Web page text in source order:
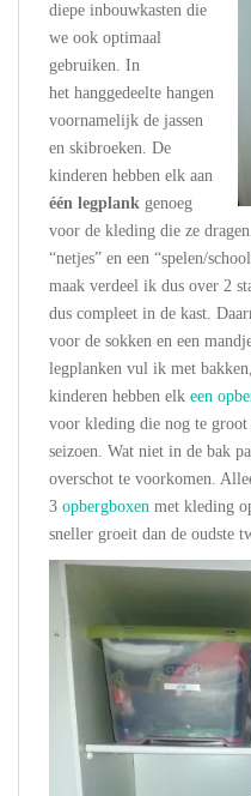
diepe inbouwkasten die
we ook optimaal
gebruiken. In
het hanggedeelte hangen
voornamelijk de jassen
en skibroeken. De
kinderen hebben elk aan
één legplank genoeg
voor de kleding die ze
“netjes” en een “spelen/
maak verdeel ik dus over 2
dus compleet in de kast.
voor de sokken en een
legplanken vul ik met
kinderen hebben elk een
voor kleding die nog te
seizoen. Wat niet in de bak
overschot te voorkomen.
3 opbergboxen met kleding
sneller groeit dan de oudste